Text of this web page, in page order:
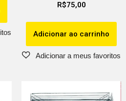
R$75,00
Adicionar ao carrinho